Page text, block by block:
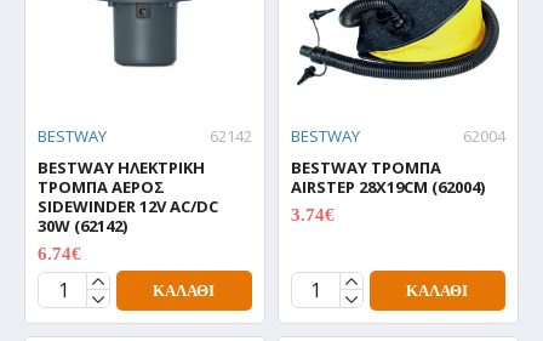
BESTWAY
62142
BESTWAY ΗΛΕΚΤΡΙΚΗ
ΤΡΟΜΠΑ ΑΕΡΟΣ
SIDEWINDER 12V AC/DC
30W (62142)
6.74€
ΚΑΛΆΘΙ
BESTWAY
62004
BESTWAY ΤΡΟΜΠΑ
AIRSTEP 28X19CM (62004)
3.74€
ΚΑΛΆΘΙ